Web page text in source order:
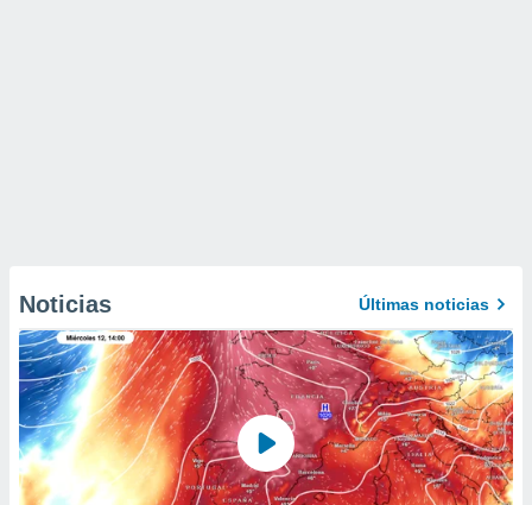
Noticias Últimas noticias